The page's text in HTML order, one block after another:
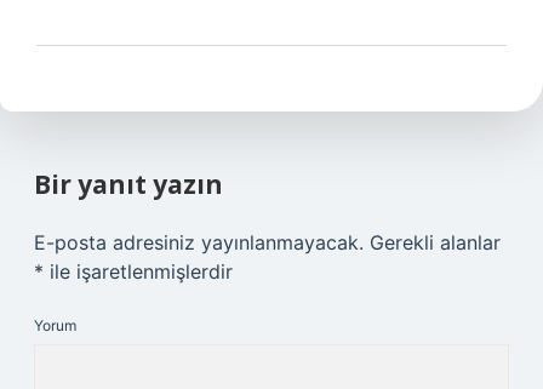
Bir yanıt yazın
E-posta adresiniz yayınlanmayacak. Gerekli alanlar
* ile işaretlenmişlerdir
Yorum